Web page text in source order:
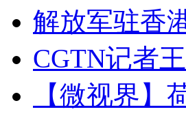
解放军驻香
CGTN记者
【微视界】